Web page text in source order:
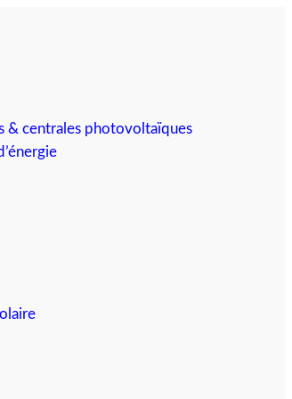
& centrales photovoltaïques